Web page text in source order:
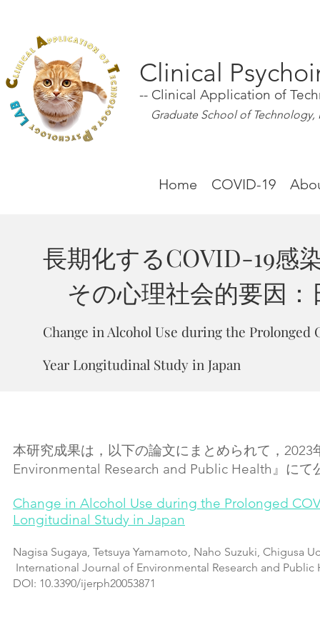
Clinical
-- Clinical Application of
Graduate School of Technology,
Home COVID-19
長期化するCOVID-19感
その心理社会的要因：
Change in Alcohol Use during the Prolonged
Year Longitudinal Study in Japan
本研究成果は ，以下の論文にまとめられて ，
Environmental Research and Public Health』にて
Change in Alcohol Use during the Prolonged
Longitudinal Study in Japan
Nagisa Sugaya, Tetsuya Yamamoto, Naho Suzuki, Chigusa
International Journal of Environmental Research and Public
DOI: 10.3390/ijerph20053871